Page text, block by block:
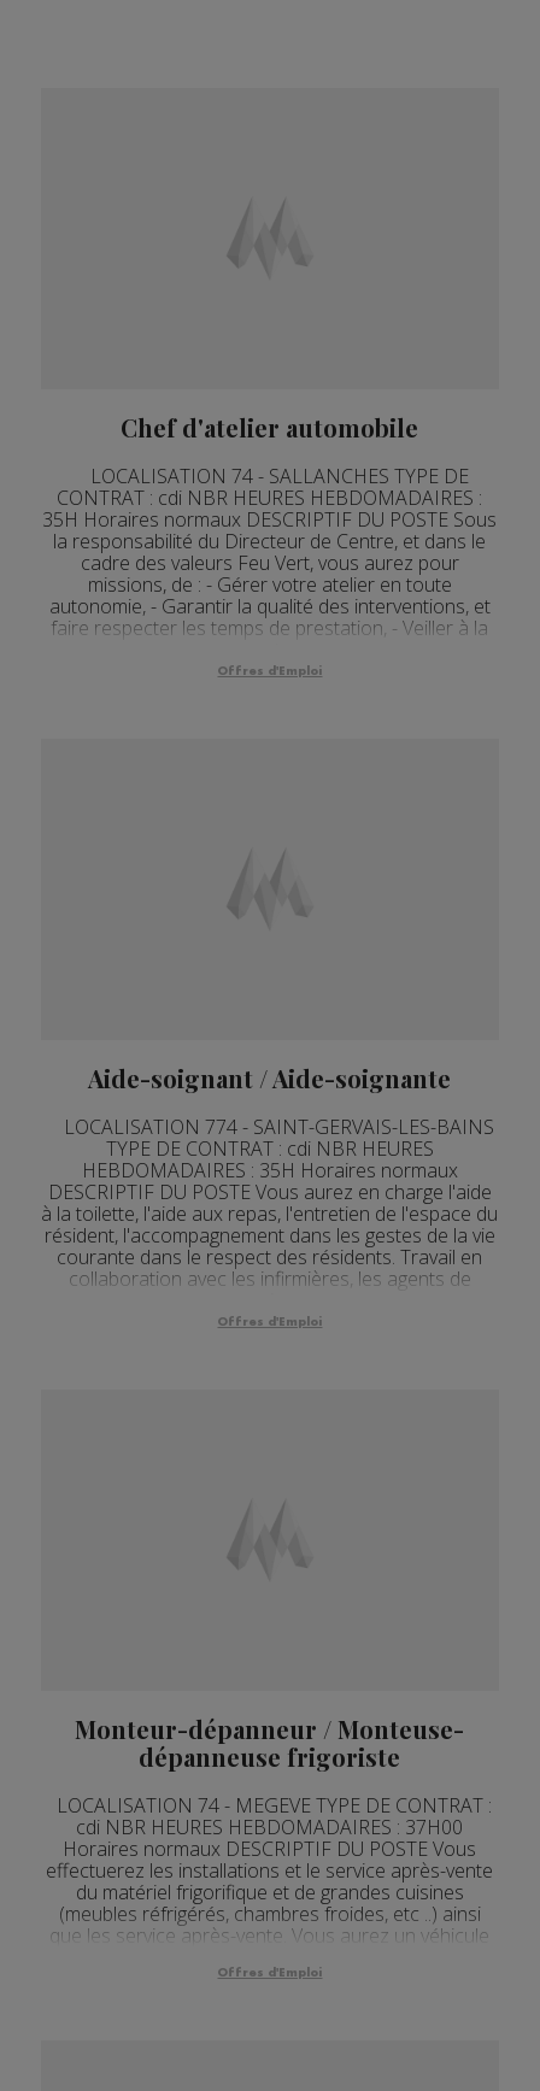
Chef d'atelier automobile
LOCALISATION 74 - SALLANCHES TYPE DE
CONTRAT : cdi NBR HEURES HEBDOMADAIRES :
35H Horaires normaux DESCRIPTIF DU POSTE Sous
la responsabilité du Directeur de Centre, et dans le
cadre des valeurs Feu Vert, vous aurez pour
missions, de : - Gérer votre atelier en toute
autonomie, - Garantir la qualité des interventions, et
faire respecter les temps de prestation, - Veiller à la
Offres d'Emploi
Aide-soignant / Aide-soignante
LOCALISATION 774 - SAINT-GERVAIS-LES-BAINS
TYPE DE CONTRAT : cdi NBR HEURES
HEBDOMADAIRES : 35H Horaires normaux
DESCRIPTIF DU POSTE Vous aurez en charge l'aide
à la toilette, l'aide aux repas, l'entretien de l'espace du
résident, l'accompagnement dans les gestes de la vie
courante dans le respect des résidents. Travail en
collaboration avec les infirmières, les agents de
Offres d'Emploi
Monteur-dépanneur / Monteuse-
dépanneuse frigoriste
LOCALISATION 74 - MEGEVE TYPE DE CONTRAT :
cdi NBR HEURES HEBDOMADAIRES : 37H00
Horaires normaux DESCRIPTIF DU POSTE Vous
effectuerez les installations et le service après-vente
du matériel frigorifique et de grandes cuisines
(meubles réfrigérés, chambres froides, etc ..) ainsi
que les service après-vente. Vous aurez un véhicule
sur un sec...
Offres d'Emploi